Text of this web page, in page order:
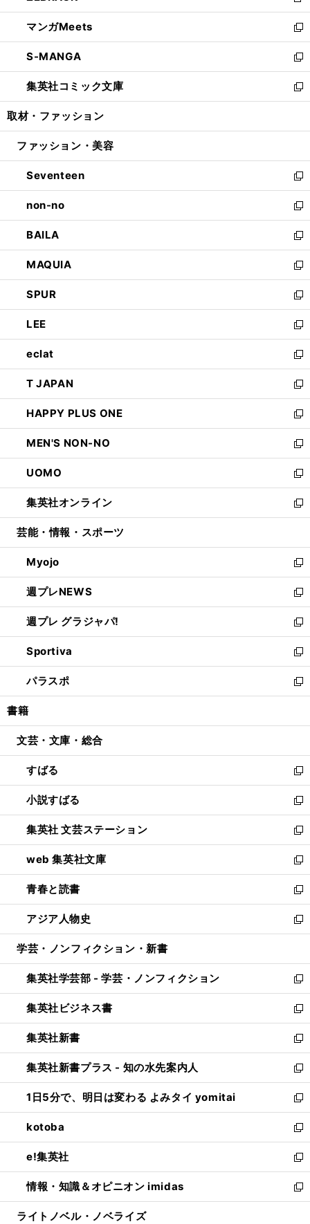
開
く
ウ
で
開
く
ン
ド
ウ
で
開
く
ウ
ィ
ン
ド
ウ
で
開
し
い
ウ
ィ
ン
ド
ウ
開
マンガMeets
新
し
い
ウ
ィ
ン
ウ
開
く
S-MANGA
新
し
い
ウ
ン
ウ
で
開
く
集英社コミック文庫
新
し
ウ
ン
ド
ウ
で
開
く
取材・ファッション
ファッション・美容
Seventeen
新
し
い
ウ
ィ
ン
ド
ウ
で
開
く
non-no
新
し
い
ウ
ィ
ン
ド
ウ
で
開
く
BAILA
新
し
い
ウ
ィ
ン
ド
ウ
で
開
く
MAQUIA
新
し
い
ウ
ィ
ン
ド
ウ
で
開
く
SPUR
新
し
い
ウ
ィ
ン
ド
ウ
で
開
く
LEE
新
し
い
ウ
ィ
ン
ド
ウ
で
開
く
eclat
新
し
い
ウ
ィ
ン
ド
ウ
で
開
く
T JAPAN
新
し
い
ウ
ィ
ン
ド
ウ
で
開
HAPPY PLUS ONE
新
し
い
ウ
ィ
ン
ド
ウ
開
く
MEN'S NON-NO
新
し
い
ウ
ィ
ン
ウ
で
開
く
UOMO
新
し
い
ウ
ン
ド
ウ
で
開
く
集英社オンライン
新
し
ウ
ィ
ン
ド
ウ
で
開
く
芸能・情報・スポーツ
Myojo
新
し
い
ウ
ィ
ン
ド
ウ
で
開
週プレNEWS
新
し
い
ウ
ィ
ン
ド
ウ
開
週プレ グラジャパ!
新
し
い
ウ
ィ
ン
ウ
開
く
Sportiva
新
し
い
ウ
ン
ウ
で
開
く
パラスポ
新
し
ウ
ン
ド
ウ
で
開
く
書籍
文芸・文庫・総合
すばる
新
し
い
ウ
ィ
ン
ド
ウ
で
開
く
小説すばる
新
し
い
ウ
ィ
ン
ド
ウ
で
開
集英社 文芸ステーション
新
し
い
ウ
ィ
ン
ド
ウ
開
く
web 集英社文庫
新
し
い
ウ
ィ
ン
ウ
で
開
く
青春と読書
新
し
い
ウ
ン
ド
ウ
で
開
く
アジア人物史
新
し
ウ
ィ
ン
ド
ウ
で
開
く
学芸・ノンフィクション・新書
集英社学芸部 - 学芸・ノンフィクション
新
し
い
ウ
ィ
ン
ド
ウ
で
開
く
集英社ビジネス書
新
し
い
ウ
ィ
ン
ド
ウ
で
開
く
集英社新書
新
し
い
ウ
ィ
ン
ド
ウ
で
開
く
集英社新書プラス - 知の水先案内人
新
し
い
ウ
ィ
ン
ド
ウ
で
開
1日5分で、明日は変わる よみタイ yomitai
新
し
い
ウ
ィ
ン
ド
ウ
kotoba
新
し
い
ウ
ィ
ン
e!集英社
新
し
い
ウ
情報・知識＆オピニオン imidas
新
し
ライトノベル・ノベライズ